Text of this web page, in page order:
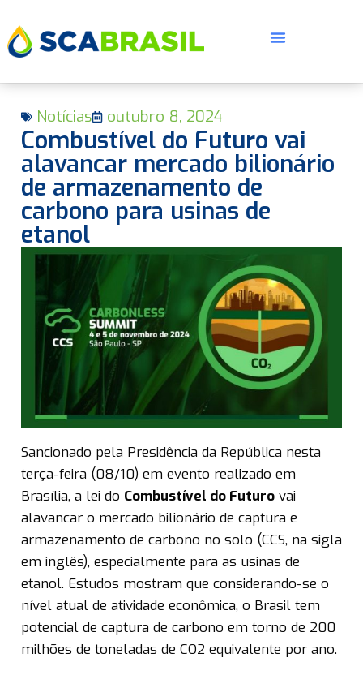
Notícias outubro 8, 2024
Combustível do Futuro vai
alavancar mercado bilionário
de armazenamento de
carbono para usinas de
etanol
Sancionado pela Presidência da República nesta
terça-feira (08/10) em evento realizado em
Brasília, a lei do Combustível do Futuro vai
alavancar o mercado bilionário de captura e
armazenamento de carbono no solo (CCS, na sigla
em inglês), especialmente para as usinas de
etanol. Estudos mostram que considerando-se o
nível atual de atividade econômica, o Brasil tem
potencial de captura de carbono em torno de 200
milhões de toneladas de CO2 equivalente por ano.